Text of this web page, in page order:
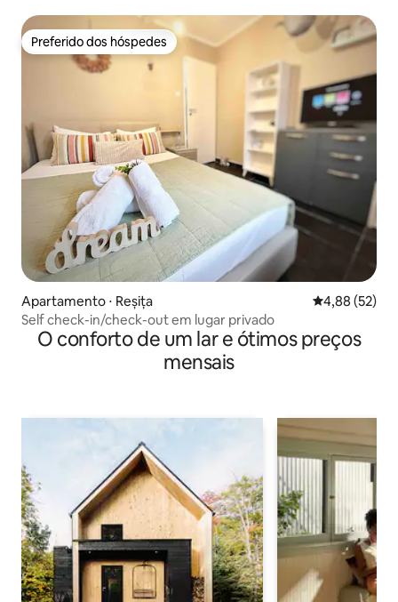
Preferido dos hóspedes
Preferido dos hóspedes
Apartamento ⋅ Reșița 4,88 de uma
4,88 (52)
Self check-in/check-out em lugar privado
O conforto de um lar e ótimos preços
mensais